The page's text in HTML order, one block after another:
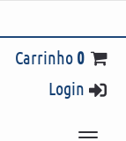
Login